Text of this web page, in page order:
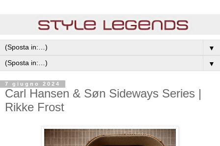
▼
▼
7 giugno 2024
Carl Hansen & Søn Sideways Series |
Rikke Frost